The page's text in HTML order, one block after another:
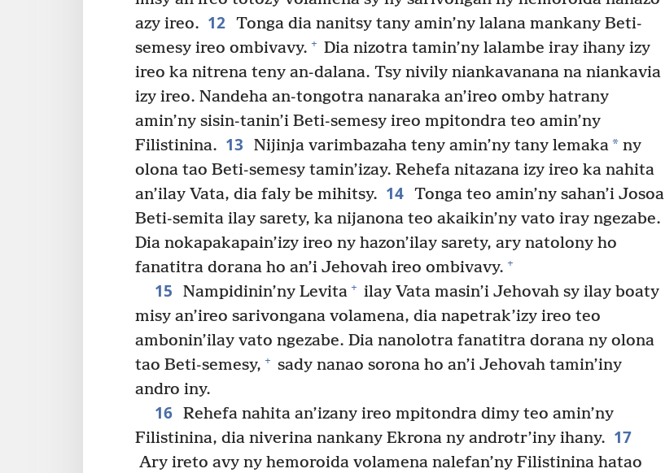
azy ireo. 12 Tonga dia nanitsy tany amin’ny lalana mankany Beti-
semesy ireo ombivavy. + Dia nizotra tamin’ny lalambe iray ihany izy
ireo ka nitrena teny an-dalana. Tsy nivily niankavanana na niankavia
izy ireo. Nandeha an-tongotra nanaraka an’ireo omby hatrany
amin’ny sisin-tanin’i Beti-semesy ireo mpitondra teo amin’ny
Filistinina. 13 Nijinja varimbazaha teny amin’ny tany lemaka*ny
olona tao Beti-semesy tamin’izay. Rehefa nitazana izy ireo ka nahita
an’ilay Vata, dia faly be mihitsy. 14 Tonga teo amin’ny sahan’i Josoa
Beti-semita ilay sarety, ka nijanona teo akaikin’ny vato iray ngezabe.
Dia nokapakapain’izy ireo ny hazon’ilay sarety, ary natolony ho
fanatitra dorana ho an’i Jehovah ireo ombivavy. +
15 Nampidinin’ny Levita + ilay Vata masin’i Jehovah sy ilay boaty
misy an’ireo sarivongana volamena, dia napetrak’izy ireo teo
ambonin’ilay vato ngezabe. Dia nanolotra fanatitra dorana ny olona
tao Beti-semesy, + sady nanao sorona ho an’i Jehovah tamin’iny
andro iny.
16 Rehefa nahita an’izany ireo mpitondra dimy teo amin’ny
Filistinina, dia niverina nankany Ekrona ny androtr’iny ihany. 17
Ary ireto avy ny hemoroida volamena nalefan’ny Filistinina hatao